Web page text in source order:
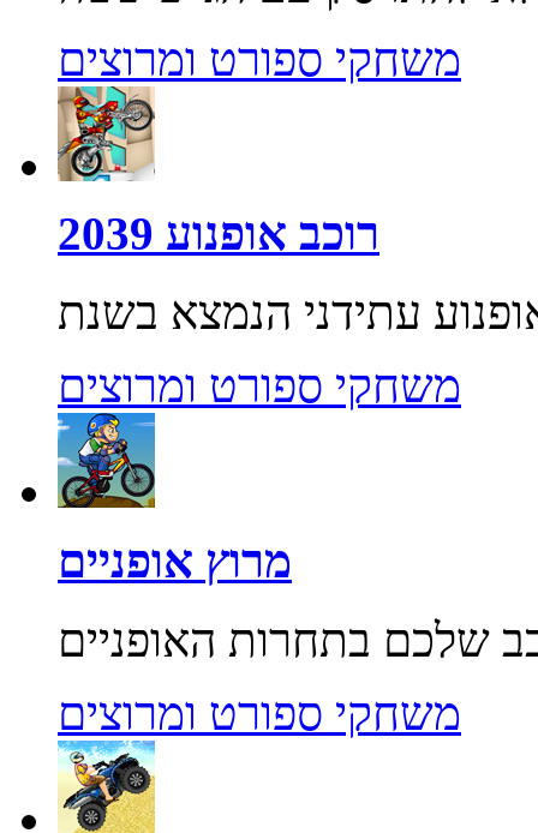
משחקי ספורט ומרוצים
רוכב אופנוע 2039
משחקי ספורט ומרוצים
מרוץ אופניים
משחקי ספורט ומרוצים